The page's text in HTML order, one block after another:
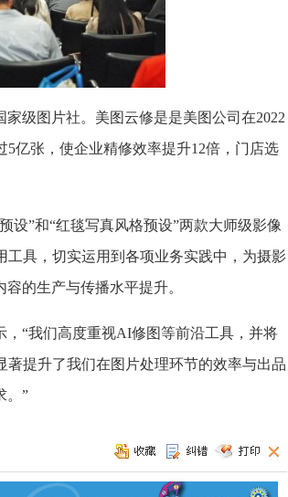
级图片社。美图云修是是美图公司在2022
亿张，使企业精修效率提升12倍，门店选
设”和“红毯写真风格预设”两款大师级影像
具，切实运用到各项业务实践中，为摄影
的生产与传播水平提升。
“我们高度重视AI修图等前沿工具，并将
提升了我们在图片处理环节的效率与出品
。”